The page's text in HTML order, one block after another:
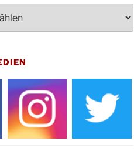
im Ev. Gemeindehaus von 14-
des Honterus Chors im
um 19:00 Uhr
im Ev. Gemeindehaus von